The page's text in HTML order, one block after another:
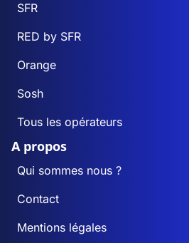
SFR
RED by SFR
Orange
Sosh
Tous les opérateurs
A propos
Qui sommes nous ?
Contact
Mentions légales